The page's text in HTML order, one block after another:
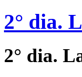
2° dia.
2° dia.